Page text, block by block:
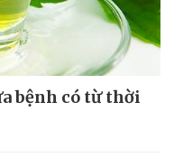
bệnh có từ thời